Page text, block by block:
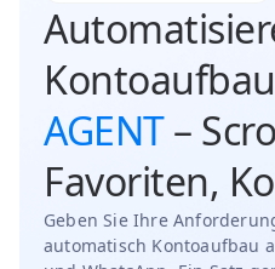
AGENT–
Favoriten,
Geben Sie Ihre
automatisch Kontoaufbau